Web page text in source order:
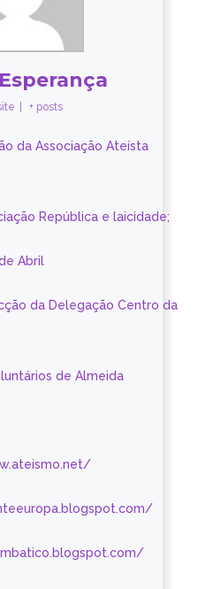
+ posts
da Associação Ateísta
República e laicidade;
Abril
da Delegação Centro da
de Almeida